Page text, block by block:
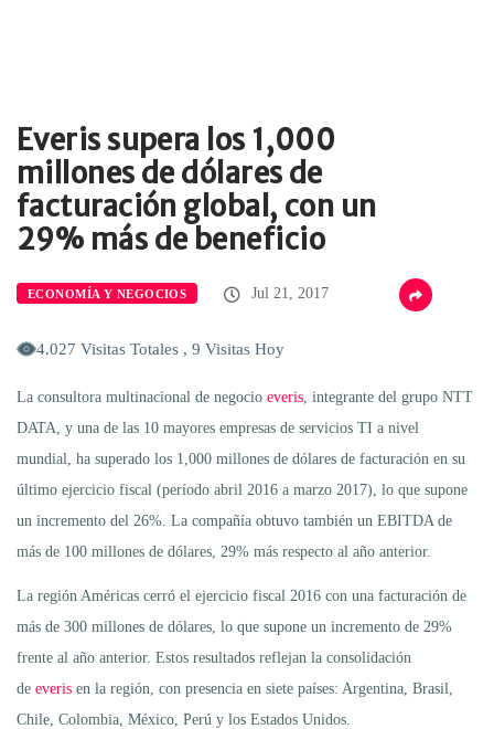
Everis supera los 1,000
millones de dólares de
facturación global, con un
29% más de beneficio
ECONOMÍA Y NEGOCIOS Jul 21, 2017
4.027 Visitas Totales , 9 Visitas Hoy
La consultora multinacional de negocio everis , integrante del grupo NTT
DATA, y una de las 10 mayores empresas de servicios TI a nivel
mundial, ha superado los 1,000 millones de dólares de facturación en su
último ejercicio fiscal (período abril 2016 a marzo 2017), lo que supone
un incremento del 26%. La compañía obtuvo también un EBITDA de
más de 100 millones de dólares, 29% más respecto al año anterior.
La región Américas cerró el ejercicio fiscal 2016 con una facturación de
más de 300 millones de dólares, lo que supone un incremento de 29%
frente al año anterior. Estos resultados reflejan la consolidación
de everis en la región, con presencia en siete países: Argentina, Brasil,
Chile, Colombia, México, Perú y los Estados Unidos.